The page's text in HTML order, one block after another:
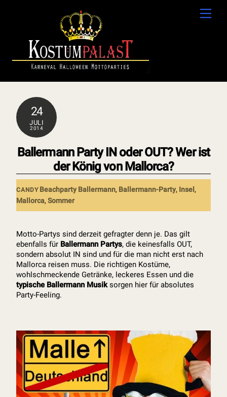
24
JULI
2014
Ballermann Party IN oder OUT? Wer ist
der König von Mallorca?
CANDY Beachparty Ballermann, Ballermann-Party, Insel,
Mallorca,Sommer
Motto-Partys sind derzeit gefragter denn je. Das gilt
ebenfalls für Ballermann Partys, die keinesfalls OUT,
sondern absolut IN sind und für die man nicht erst nach
Mallorca reisen muss. Die richtigen Kostüme,
wohlschmeckende Getränke, leckeres Essen und die
typische Ballermann Musiksorgen hier für absolutes
Party-Feeling.